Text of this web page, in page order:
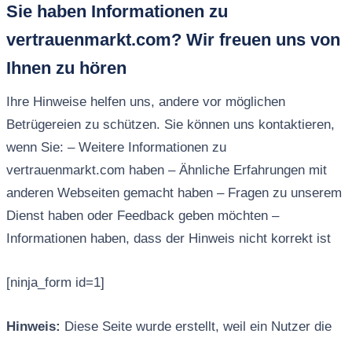
Sie haben Informationen zu
vertrauenmarkt.com? Wir freuen uns von
Ihnen zu hören
Ihre Hinweise helfen uns, andere vor möglichen
Betrügereien zu schützen. Sie können uns kontaktieren,
wenn Sie: – Weitere Informationen zu
vertrauenmarkt.com haben – Ähnliche Erfahrungen mit
anderen Webseiten gemacht haben – Fragen zu unserem
Dienst haben oder Feedback geben möchten –
Informationen haben, dass der Hinweis nicht korrekt ist
[ninja_form id=1]
Hinweis: Diese Seite wurde erstellt, weil ein Nutzer die